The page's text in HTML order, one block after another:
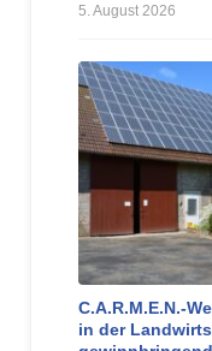
5. August 2026
C.A.R.M.E.N.-
in der